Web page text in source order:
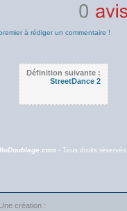
à rédiger un commentaire !
Définition suivante :
StreetDance 2
- Tous droits réservés
Une création :